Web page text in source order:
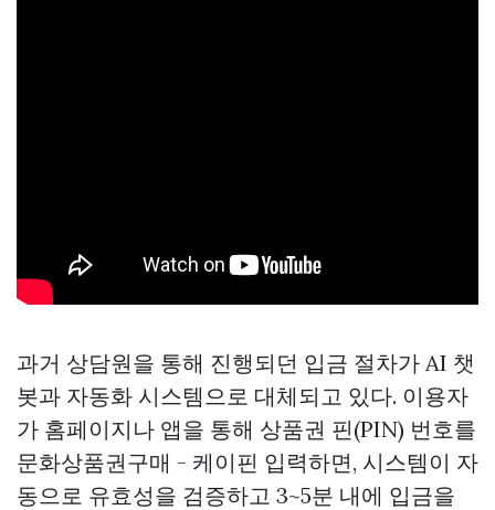
과거 상담원을 통해 진행되던 입금 절차가 AI 챗
봇과 자동화 시스템으로 대체되고 있다. 이용자
가 홈페이지나 앱을 통해 상품권 핀(PIN) 번호를
문화상품권구매 - 케이핀 입력하면, 시스템이 자
동으로 유효성을 검증하고 3~5분 내에 입금을